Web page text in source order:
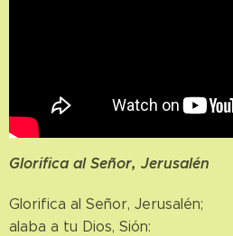
Glorifica al Señor, Jerusalén
Glorifica al Señor, Jerusalén;
alaba a tu Dios, Sión: